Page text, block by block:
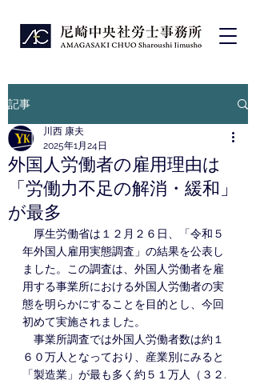
記事
外国人労働者の雇用理由は
「労働力不足の解消・緩和」
が最多
川西 康夫
2025年1月24日
厚生労働省は１２月２６日、「令和５
年外国人雇用実態調査」の結果を公表し
ました。この調査は、外国人労働者を雇
用する事業所における外国人労働者の実
態を明らかにすることを目的とし、今回
初めて実施されました。
事業所調査では外国人労働者数は約１
６０万人となっており、産業別にみると
「製造業」が最も多く約５１万人（３２.